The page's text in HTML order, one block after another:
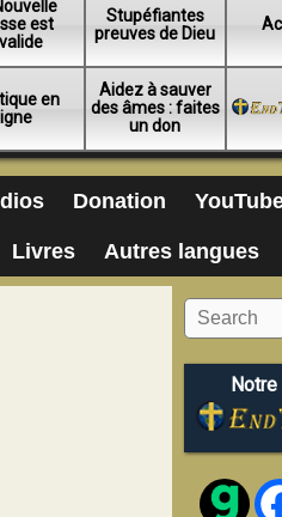
est
Stupéfiantes
preuves de Dieu
en
ligne
Aidez à sauver
des âmes : faites
un don
Donation
Livres Autres langues
Notre